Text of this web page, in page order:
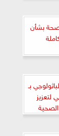
بشأن
بـ
لتعزيز
الصحية